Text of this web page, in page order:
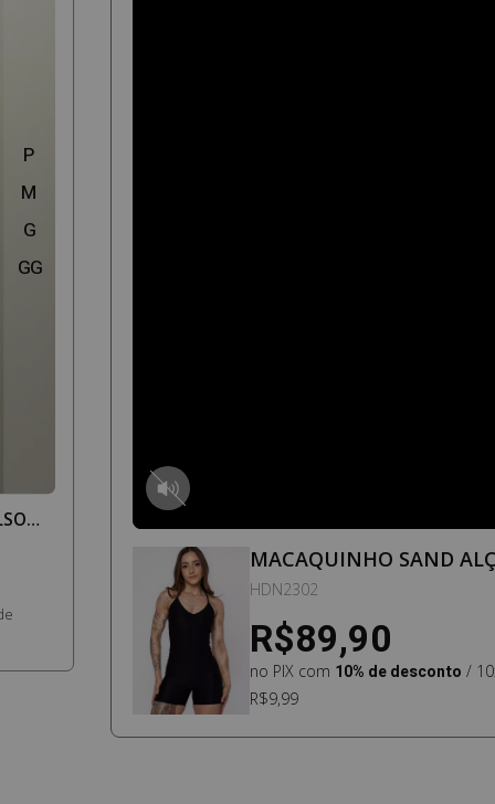
P
M
G
GG
MACAQUINHO SAND
FINAS PRETO
HDN2302
R$89,90
no PIX com 10% de desconto /
R$9,99